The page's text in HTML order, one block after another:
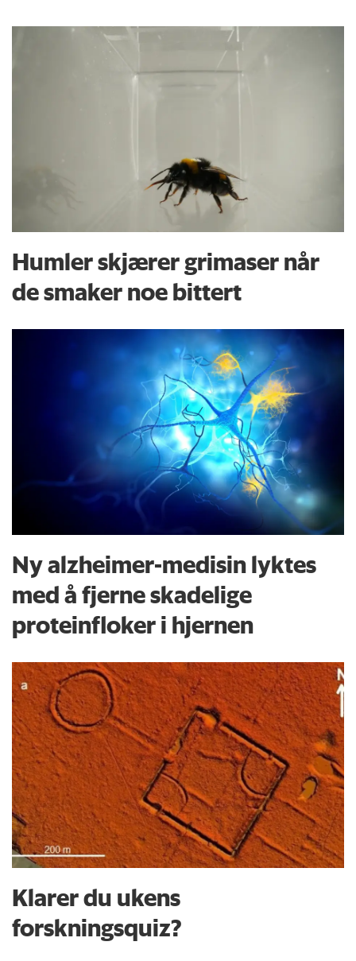
Humler skjærer grimaser når
de smaker noe bittert
Ny alzheimer-medisin lyktes
med å fjerne skadelige
proteinfloker i hjernen
Klarer du ukens
forskningsquiz?